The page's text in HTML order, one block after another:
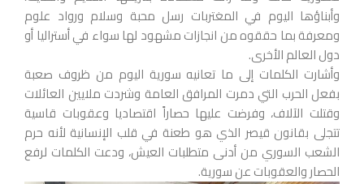
وأبناؤها اليوم في المغتربات رسل محبة وسلام ورواد علوم
ومعرفة بما حققوه من انجازات مشهود لها سواء في أستراليا أو
دول العالم الأخرى.
وأشارت الكلمات إلى ما تعانيه سورية اليوم من ظروف صعبة
بفعل الحرب التي دمرت المرافق العامة وشردت ملايين العائلات
وقتلت الآلاف، وفرضت عليها حصاراً اقتصاديا وعقوبات قاسية
تتجلى بقانون قيصر الذي هو طعنة في قلب الإنسانية لأنه حرم
الشعب السوري من أدنى متطلبات العيش، ودعت الكلمات لرفع
الحصار والعقوبات عن سورية.